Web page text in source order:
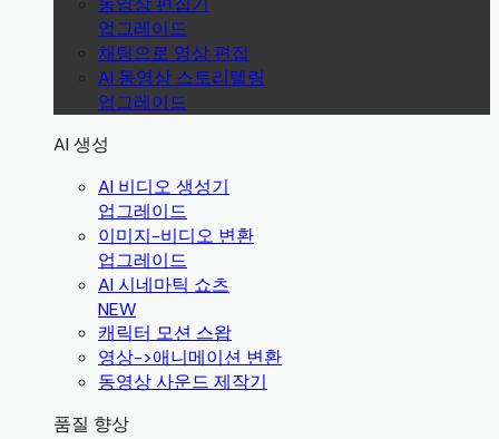
업그레이드
채팅으로 영상 편집
AI 동영상 스토리텔링
업그레이드
AI 생성
AI 비디오 생성기
업그레이드
이미지-비디오 변환
업그레이드
AI 시네마틱 쇼츠
NEW
캐릭터 모션 스왑
영상->애니메이션 변환
동영상 사운드 제작기
품질 향상